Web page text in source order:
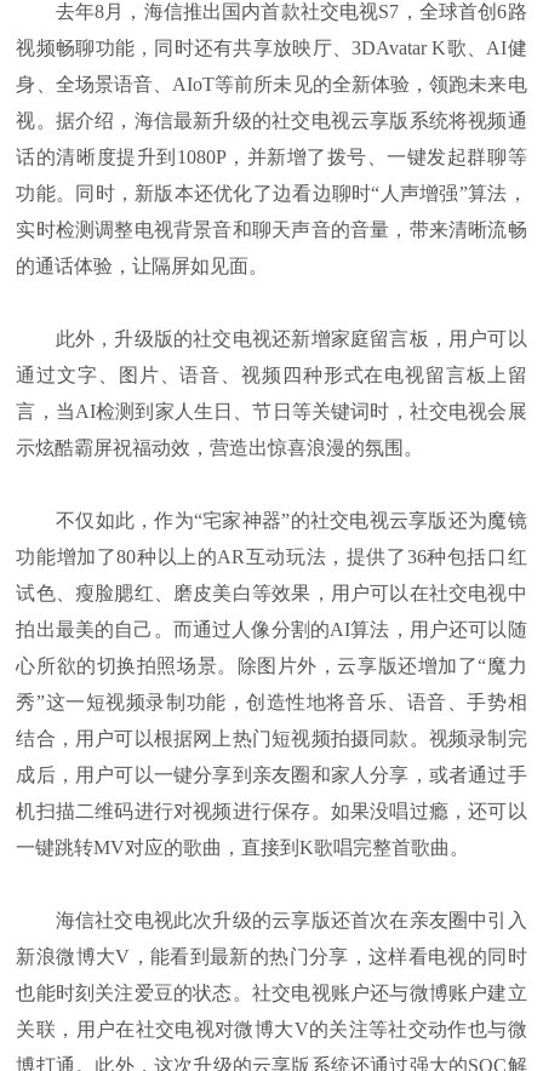
去年8月，海信推出国内首款社交电视S7，全球首创6路
视频畅聊功能，同时还有共享放映厅、3DAvatar K歌、AI健
身、全场景语音、AIoT等前所未见的全新体验，领跑未来电
视。据介绍，海信最新升级的社交电视云享版系统将视频通
话的清晰度提升到1080P，并新增了拨号、一键发起群聊等
功能。同时，新版本还优化了边看边聊时“人声增强”算法，
实时检测调整电视背景音和聊天声音的音量，带来清晰流畅
的通话体验，让隔屏如见面。
此外，升级版的社交电视还新增家庭留言板，用户可以
通过文字、图片、语音、视频四种形式在电视留言板上留
言，当AI检测到家人生日、节日等关键词时，社交电视会展
示炫酷霸屏祝福动效，营造出惊喜浪漫的氛围。
不仅如此，作为“宅家神器”的社交电视云享版还为魔镜
功能增加了80种以上的AR互动玩法，提供了36种包括口红
试色、瘦脸腮红、磨皮美白等效果，用户可以在社交电视中
拍出最美的自己。而通过人像分割的AI算法，用户还可以随
心所欲的切换拍照场景。除图片外，云享版还增加了“魔力
秀”这一短视频录制功能，创造性地将音乐、语音、手势相
结合，用户可以根据网上热门短视频拍摄同款。视频录制完
成后，用户可以一键分享到亲友圈和家人分享，或者通过手
机扫描二维码进行对视频进行保存。如果没唱过瘾，还可以
一键跳转MV对应的歌曲，直接到K歌唱完整首歌曲。
海信社交电视此次升级的云享版还首次在亲友圈中引入
新浪微博大V，能看到最新的热门分享，这样看电视的同时
也能时刻关注爱豆的状态。社交电视账户还与微博账户建立
关联，用户在社交电视对微博大V的关注等社交动作也与微
博打通。此外，这次升级的云享版系统还通过强大的SOC解